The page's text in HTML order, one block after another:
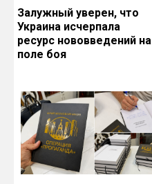
Залужный уверен, что
Украина исчерпала
ресурс нововведений на
поле боя